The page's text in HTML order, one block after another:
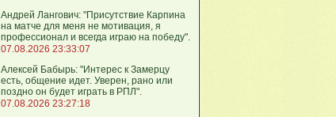
Андрей Лангович: "Присутствие Карпина
на матче для меня не мотивация, я
профессионал и всегда играю на победу".
07.08.2026 23:33:07
Алексей Бабырь: "Интерес к Замерцу
есть, общение идет. Уверен, рано или
поздно он будет играть в РПЛ".
07.08.2026 23:27:18